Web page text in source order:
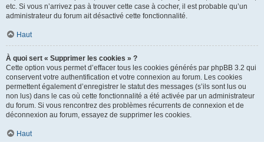
etc. Si vous n’arrivez pas à trouver cette case à cocher, il est probable qu’un
administrateur du forum ait désactivé cette fonctionnalité.
Haut
À quoi sert « Supprimer les cookies » ?
Cette option vous permet d’effacer tous les cookies générés par phpBB 3.2 qui
conservent votre authentification et votre connexion au forum. Les cookies
permettent également d’enregistrer le statut des messages (s’ils sont lus ou
non lus) dans le cas où cette fonctionnalité a été activée par un administrateur
du forum. Si vous rencontrez des problèmes récurrents de connexion et de
déconnexion au forum, essayez de supprimer les cookies.
Haut